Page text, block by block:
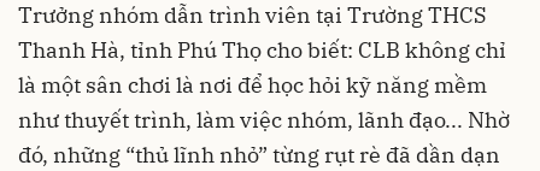
Trưởng nhóm dẫn trình viên tại Trường THCS
Thanh Hà, tỉnh Phú Thọ cho biết: CLB không chỉ
là một sân chơi là nơi để học hỏi kỹ năng mềm
như thuyết trình, làm việc nhóm, lãnh đạo... Nhờ
đó, những “thủ lĩnh nhỏ” từng rụt rè đã dần dạn